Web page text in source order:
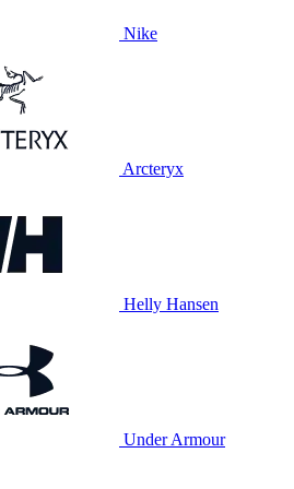
Nike
Arcteryx
Helly Hansen
Under Armour